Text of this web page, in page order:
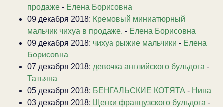
продаже - Елена Борисовна
09 декабря 2018: Кремовый миниатюрный
мальчик чихуа в продаже. - Елена Борисовна
09 декабря 2018: чихуа рыжие мальчики - Елена
Борисовна
07 декабря 2018: девочка английского бульдога -
Татьяна
05 декабря 2018: БЕНГАЛЬСКИЕ КОТЯТА - Нина
03 декабря 2018: Щенки французского бульдога -